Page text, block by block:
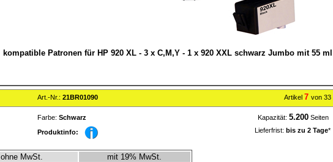
kompatible Patronen für HP 920 XL - 3 x C,M,Y - 1 x 920 XXL schwarz Jumbo mit 55 ml
Art.-Nr.: 21BR01090 Artikel 7 von 33
Farbe: Schwarz Kapazität: 5.200 Seiten
Produktinfo: Lieferfrist: bis zu 2 Tage*
ohne MwSt. mit 19% MwSt.